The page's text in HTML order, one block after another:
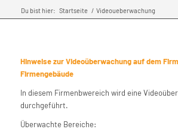
Du bist hier: Startseite / Videoueberwachung
Hinweise zur Videoüberwachung auf dem
Firmengebäude
In diesem Firmenbwereich wird eine
durchgeführt.
Überwachte Bereiche: